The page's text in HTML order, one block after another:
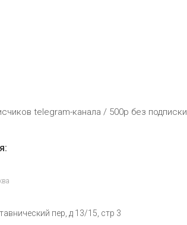
telegram-канала / 500р без подписки
пер, д 13/15, стр 3